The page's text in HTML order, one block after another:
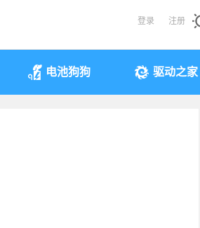
登录 注册
电池狗狗 驱动之家